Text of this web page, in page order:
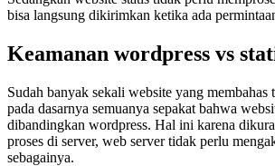
bisa langsung dikirimkan ketika ada
Keamanan wordpress vs
Sudah banyak sekali website yang membahas
pada dasarnya semuanya sepakat bahwa
dibandingkan wordpress. Hal ini karena
proses di server, web server tidak perlu
sebagainya.